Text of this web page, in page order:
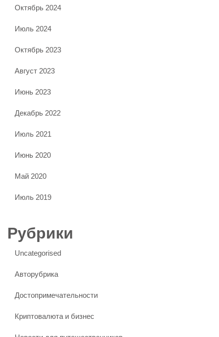
Октябрь 2024
Июль 2024
Октябрь 2023
Август 2023
Июнь 2023
Декабрь 2022
Июль 2021
Июнь 2020
Май 2020
Июль 2019
Рубрики
Uncategorised
Авторубрика
Достопримечательности
Криптовалюта и бизнес